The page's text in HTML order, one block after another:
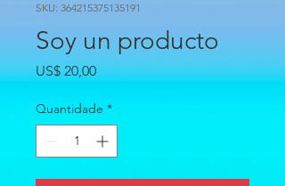
SKU: 364215375135191
Soy un producto
US$ 20,00Preço
Quantidade *